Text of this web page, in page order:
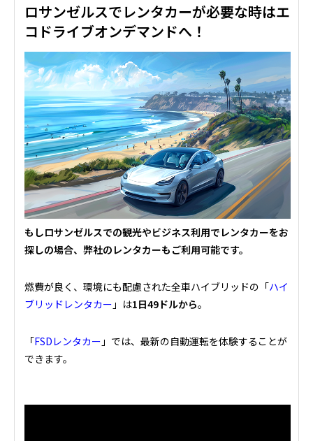
ロサンゼルスでレンタカーが必要な時はエ
コドライブオンデマンドへ！
もしロサンゼルスでの観光やビジネス利用でレンタカーをお
探しの場合、弊社のレンタカーもご利用可能です。
燃費が良く、環境にも配慮された全車ハイブリッドの「ハイ
ブリッドレンタカー 」は1日49ドルから。
「FSDレンタカー 」では、最新の自動運転を体験することが
できます。